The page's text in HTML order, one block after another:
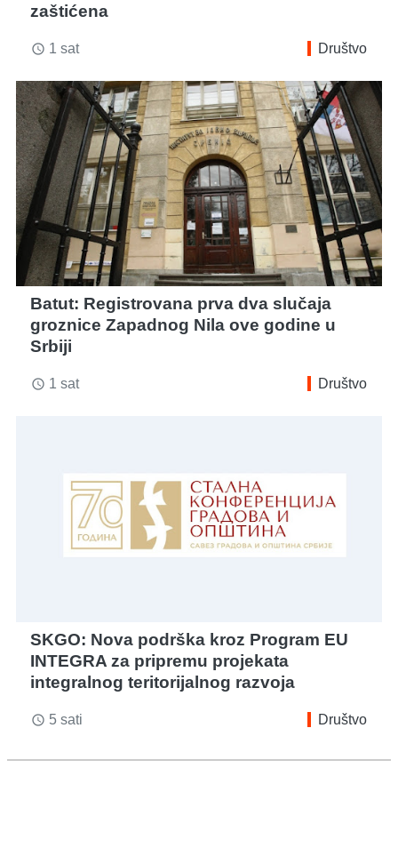
zaštićena
access_time 1 sat Društvo
Batut: Registrovana prva dva slučaja
groznice Zapadnog Nila ove godine u
Srbiji
access_time 1 sat Društvo
SKGO: Nova podrška kroz Program EU
INTEGRA za pripremu projekata
integralnog teritorijalnog razvoja
access_time 5 sati Društvo